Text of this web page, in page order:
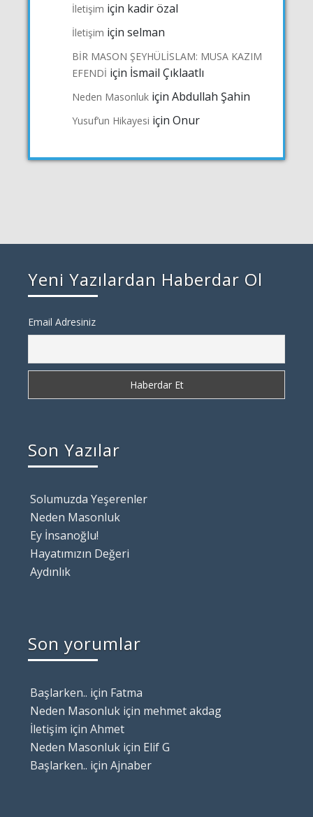
İletişim için kadir özal
İletişim için selman
BİR MASON ŞEYHÜLİSLAM: MUSA KAZIM
EFENDİ için İsmail Çıklaatlı
Neden Masonluk için Abdullah Şahin
Yusuf’un Hikayesi için Onur
Yeni Yazılardan Haberdar Ol
Email Adresiniz
Son Yazılar
Solumuzda Yeşerenler
Neden Masonluk
Ey İnsanoğlu!
Hayatımızın Değeri
Aydınlık
Son yorumlar
Başlarken.. için Fatma
Neden Masonluk için mehmet akdag
İletişim için Ahmet
Neden Masonluk için Elif G
Başlarken.. için Ajnaber